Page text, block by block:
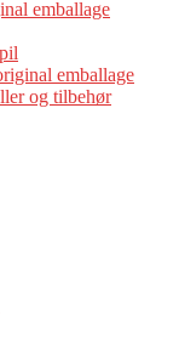
emballage
emballage
og tilbehør